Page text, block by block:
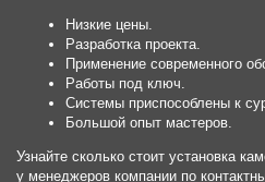
Низкие цены.
Разработка проекта.
Применение современного
Работы под ключ.
Системы приспособлены к
Большой опыт мастеров.
Узнайте сколько стоит установка
у менеджеров компании по